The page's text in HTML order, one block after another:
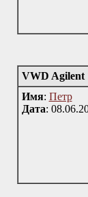
VWD Agilent
Имя: Петр
Дата: